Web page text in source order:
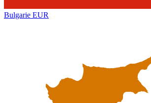
Bulgarie EUR